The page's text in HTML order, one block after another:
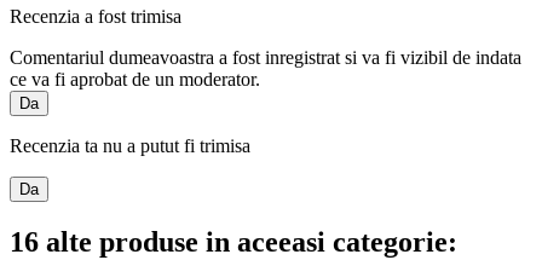
Recenzia a fost trimisa
Comentariul dumeavoastra a fost inregistrat si va fi vizibil de indata
ce va fi aprobat de un moderator.
Da
Recenzia ta nu a putut fi trimisa
Da
16 alte produse in aceeasi categorie: